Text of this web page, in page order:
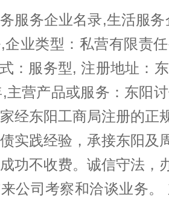
服务企业名录,生活服
业类型：私营有限责
：服务型, 注册地址：
主营产品或服务：东阳
经东阳工商局注册的正
实践经验，承接东阳及
功不收费。诚信守法，
公司考察和洽谈业务